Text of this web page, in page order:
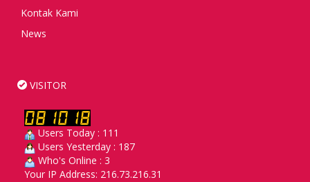
Kontak Kami
News
VISITOR
Users Today : 111
Users Yesterday : 187
Who's Online : 3
Your IP Address: 216.73.216.31